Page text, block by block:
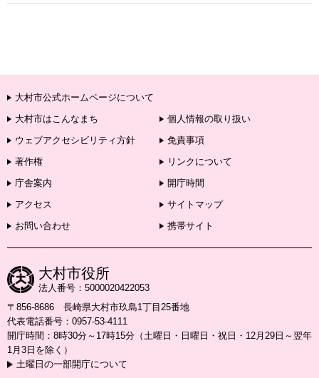
大村市公式ホームページについて
大村市はこんなまち
個人情報の取り扱い
ウェブアクセシビリティ方針
免責事項
著作権
リンクについて
庁舎案内
開庁時間
アクセス
サイトマップ
お問い合わせ
携帯サイト
大村市役所
法人番号：5000020422053
〒856-8686 長崎県大村市玖島1丁目25番地
代表電話番号：0957-53-4111
開庁時間：8時30分～17時15分（土曜日・日曜日・祝日・12月29日～翌年
1月3日を除く）
土曜日の一部開庁について